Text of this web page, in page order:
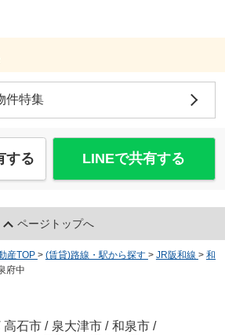
件特集
する LINEで共有する
ページトップへ
産TOP > (賃貸)路線・駅から探す > JR阪和線 > 和
府中
高石市 / 泉大津市 / 和泉市 /